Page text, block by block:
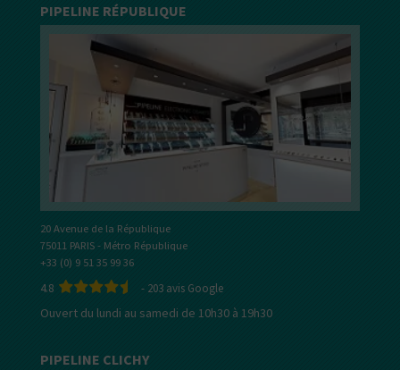
PIPELINE RÉPUBLIQUE
20 Avenue de la République
75011 PARIS - Métro République
+33 (0) 9 51 35 99 36
4.8 - 203 avis Google
Ouvert du lundi au samedi de 10h30 à 19h30
PIPELINE CLICHY